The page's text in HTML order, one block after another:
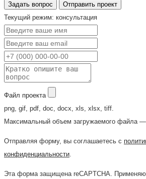
Задать вопрос
Отправить проект
Текущий режим: консультация
Файл проекта
png, gif, pdf, doc, docx, xls, xlsx, tiff.
Максимальный объем загружаемого файла
Отправляя форму, вы соглашаетесь с
конфиденциальности.
Эта форма защищена reCAPTCHA.